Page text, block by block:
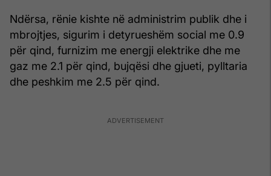
Ndërsa, rënie kishte në administrim publik dhe i
mbrojtjes, sigurim i detyrueshëm social me 0.9
për qind, furnizim me energji elektrike dhe me
gaz me 2.1 për qind, bujqësi dhe gjueti, pylltaria
dhe peshkim me 2.5 për qind.